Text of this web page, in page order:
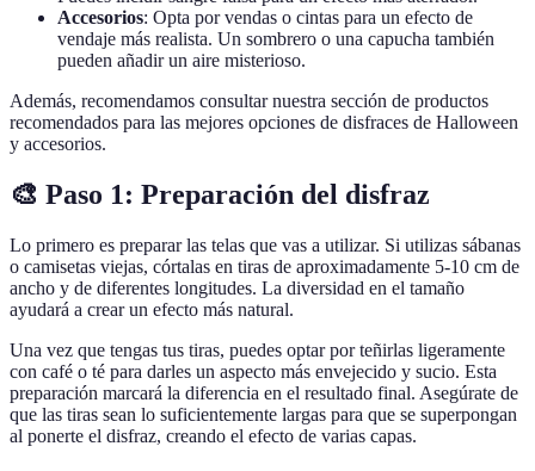
Accesorios: Opta por vendas o cintas para un efecto de
vendaje más realista. Un sombrero o una capucha también
pueden añadir un aire misterioso.
Además, recomendamos consultar nuestra sección de productos
recomendados para las mejores opciones de disfraces de Halloween
y accesorios.
🎨 Paso 1: Preparación del disfraz
Lo primero es preparar las telas que vas a utilizar. Si utilizas sábanas
o camisetas viejas, córtalas en tiras de aproximadamente 5-10 cm de
ancho y de diferentes longitudes. La diversidad en el tamaño
ayudará a crear un efecto más natural.
Una vez que tengas tus tiras, puedes optar por teñirlas ligeramente
con café o té para darles un aspecto más envejecido y sucio. Esta
preparación marcará la diferencia en el resultado final. Asegúrate de
que las tiras sean lo suficientemente largas para que se superpongan
al ponerte el disfraz, creando el efecto de varias capas.